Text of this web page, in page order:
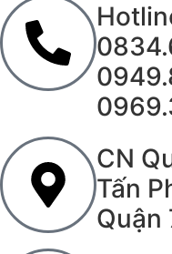
CN
Tấn
Quận